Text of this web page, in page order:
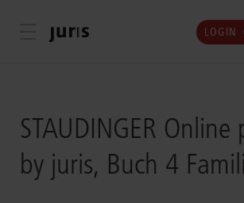
Menü öffnen LOGIN
STAUDINGER Online
by juris, Buch 4